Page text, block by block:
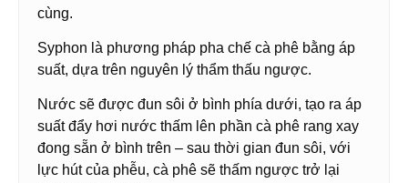
cùng.
Syphon là phương pháp pha chế cà phê bằng áp
suất, dựa trên nguyên lý thẩm thấu ngược.
Nước sẽ được đun sôi ở bình phía dưới, tạo ra áp
suất đẩy hơi nước thấm lên phần cà phê rang xay
đong sẵn ở bình trên – sau thời gian đun sôi, với
lực hút của phễu, cà phê sẽ thấm ngược trở lại